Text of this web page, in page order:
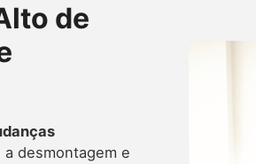
de
desmontagem e